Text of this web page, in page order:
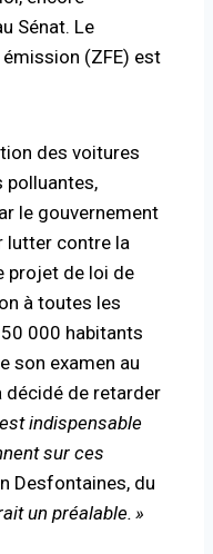
Sénat. Le
(ZFE) est
des voitures
polluantes,
le gouvernement
lutter contre la
projet de loi de
à toutes les
000 habitants
son examen au
décidé de retarder
indispensable
sur ces
Desfontaines, du
un préalable.»